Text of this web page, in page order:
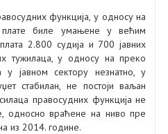
функција, у односу на
плате биле умањене у већим
2.800 судија и 700 јавних
тужилаца, у односу на преко
у јавном сектору незнатно, у
стабилан, не постоји ваљан
правосудних функција не
односно враћене на ниво пре
из 2014. године.